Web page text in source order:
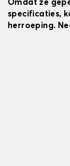
Omdat ze
specificaties,
herroeping.